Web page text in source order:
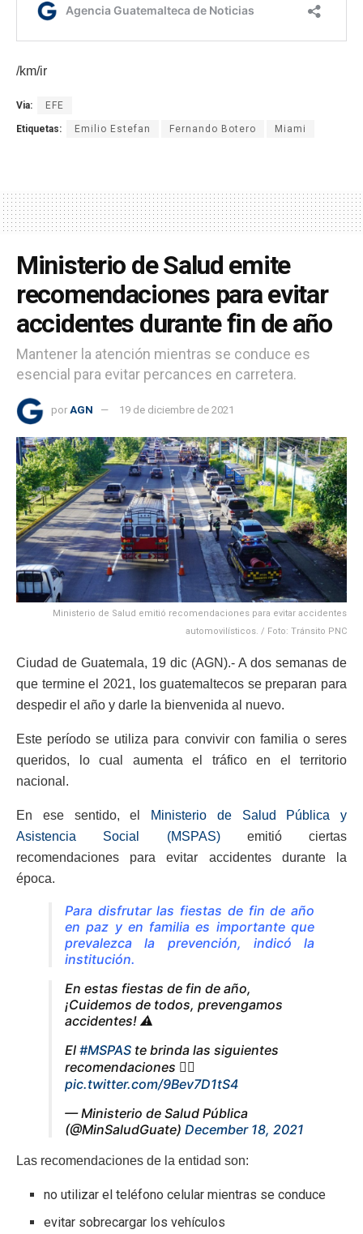
/km/ir
Via: EFE
Etiquetas: Emilio Estefan Fernando Botero Miami
Ministerio de Salud emite
recomendaciones para evitar
accidentes durante fin de año
Mantener la atención mientras se conduce es
esencial para evitar percances en carretera.
por AGN 19 de diciembre de 2021
Ministerio de Salud emitió recomendaciones para evitar accidentes
automovilísticos. / Foto: Tránsito PNC
Ciudad de Guatemala, 19 dic (AGN).- A dos semanas de
que termine el 2021, los guatemaltecos se preparan para
despedir el año y darle la bienvenida al nuevo.
Este período se utiliza para convivir con familia o seres
queridos, lo cual aumenta el tráfico en el territorio
nacional.
En ese sentido, el
Ministerio de Salud Pública y
Asistencia Social (MSPAS)emitió ciertas
recomendaciones para evitar accidentes durante la
época.
Para disfrutar las fiestas de fin de año
en paz y en familia es importante que
prevalezca la prevención, indicó la
institución.
En estas fiestas de fin de año,
¡Cuidemos de todos, prevengamos
accidentes! ⚠️
El #MSPAS te brinda las siguientes
recomendaciones 👇🏻
pic.twitter.com/9Bev7D1tS4
— Ministerio de Salud Pública
(@MinSaludGuate) December 18, 2021
Las recomendaciones de la entidad son:
no utilizar el teléfono celular mientras se conduce
evitar sobrecargar los vehículos